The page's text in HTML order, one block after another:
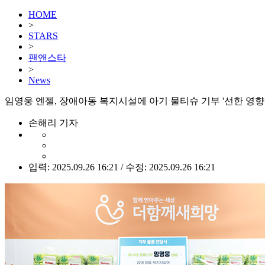
HOME
>
STARS
>
팬앤스타
>
News
임영웅 엔젤, 장애아동 복지시설에 아기 물티슈 기부 '선한 영
손해리 기자
입력: 2025.09.26 16:21 / 수정: 2025.09.26 16:21